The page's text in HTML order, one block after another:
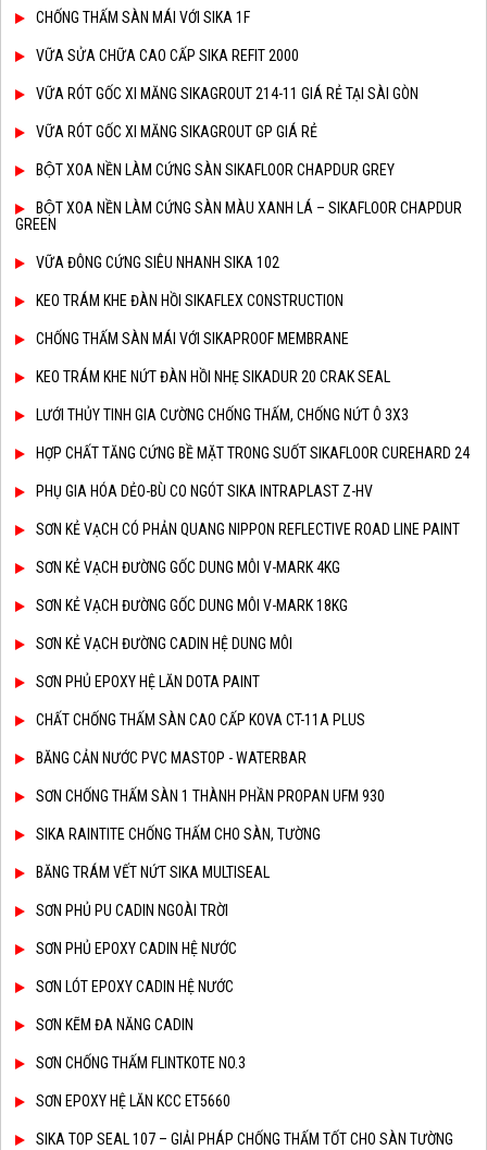
CHỐNG THẤM SÀN MÁI VỚI SIKA 1F
VỮA SỬA CHỮA CAO CẤP SIKA REFIT 2000
VỮA RÓT GỐC XI MĂNG SIKAGROUT 214-11 GIÁ RẺ TẠI SÀI GÒN
VỮA RÓT GỐC XI MĂNG SIKAGROUT GP GIÁ RẺ
BỘT XOA NỀN LÀM CỨNG SÀN SIKAFLOOR CHAPDUR GREY
BỘT XOA NỀN LÀM CỨNG SÀN MÀU XANH LÁ – SIKAFLOOR CHAPDUR
GREEN
VỮA ĐÔNG CỨNG SIÊU NHANH SIKA 102
KEO TRÁM KHE ĐÀN HỒI SIKAFLEX CONSTRUCTION
CHỐNG THẤM SÀN MÁI VỚI SIKAPROOF MEMBRANE
KEO TRÁM KHE NỨT ĐÀN HỒI NHẸ SIKADUR 20 CRAK SEAL
LƯỚI THỦY TINH GIA CƯỜNG CHỐNG THẤM, CHỐNG NỨT Ô 3X3
HỢP CHẤT TĂNG CỨNG BỀ MẶT TRONG SUỐT SIKAFLOOR CUREHARD 24
PHỤ GIA HÓA DẺO-BÙ CO NGÓT SIKA INTRAPLAST Z-HV
SƠN KẺ VẠCH CÓ PHẢN QUANG NIPPON REFLECTIVE ROAD LINE PAINT
SƠN KẺ VẠCH ĐƯỜNG GỐC DUNG MÔI V-MARK 4KG
SƠN KẺ VẠCH ĐƯỜNG GỐC DUNG MÔI V-MARK 18KG
SƠN KẺ VẠCH ĐƯỜNG CADIN HỆ DUNG MÔI
SƠN PHỦ EPOXY HỆ LĂN DOTA PAINT
CHẤT CHỐNG THẤM SÀN CAO CẤP KOVA CT-11A PLUS
BĂNG CẢN NƯỚC PVC MASTOP - WATERBAR
SƠN CHỐNG THẤM SÀN 1 THÀNH PHẦN PROPAN UFM 930
SIKA RAINTITE CHỐNG THẤM CHO SÀN, TƯỜNG
BĂNG TRÁM VẾT NỨT SIKA MULTISEAL
SƠN PHỦ PU CADIN NGOÀI TRỜI
SƠN PHỦ EPOXY CADIN HỆ NƯỚC
SƠN LÓT EPOXY CADIN HỆ NƯỚC
SƠN KẼM ĐA NĂNG CADIN
SƠN CHỐNG THẤM FLINTKOTE NO.3
SƠN EPOXY HỆ LĂN KCC ET5660
SIKA TOP SEAL 107 – GIẢI PHÁP CHỐNG THẤM TỐT CHO SÀN TƯỜNG